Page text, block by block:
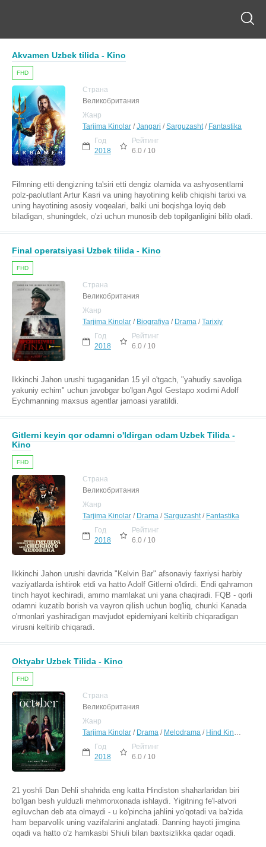
Akvamen Uzbek tilida - Kino
FHD
Страна
Великобритания
Жанр
Tarjima Kinolar /Jangari /Sarguzasht/ Fantastika
Год
2018
Рейтинг
6.0 / 10
Filmning etti dengizning ta'siri etti dengiz olamida va ashyosentlarni
polz-paolutlant Artur Kasri va uning hayotining kelib chiqishi tarixi va
uning hayotining asosiy voqealari, balki uni boqishga loyiq deb
biladigan, shuningdek, o'zi uchun munosib deb topilganligini bilib oladi.
Final operatsiyasi Uzbek tilida - Kino
FHD
Страна
Великобритания
Жанр
Tarjima Kinolar / Biografiya / Drama /Tarixiy
Год
2018
Рейтинг
6.0 / 10
Ikkinchi Jahon urushi tugaganidan 15 yil o'tgach, "yahudiy savoliga
yakuniy echim" uchun javobgar bo'lgan Agol Gestapo xodimi Adolf
Eychmanning maxsus agentlar jamoasi yaratildi.
Gitlerni keyin qor odamni o'ldirgan odam Uzbek Tilida -
Kino
FHD
Страна
Великобритания
Жанр
Tarjima Kinolar / Drama /Sarguzasht/ Fantastika
Год
2018
Рейтинг
6.0 / 10
Ikkinchi Jahon urushi davrida "Kelvin Bar" afsonaviy faxriysi harbiy
vaziyatlarda ishtirok etdi va hatto Adolf Gitlerni o'ldirdi. Endi qahramon
tinch hayot kechiradi, ammo mamlakat uni yana chaqiradi. FQB - qorli
odamni kuzatib borish va vayron qilish uchun bog'liq, chunki Kanada
o'rmonlari yashiradigan mavjudot epidemiyani keltirib chiqaradigan
virusni keltirib chiqaradi.
Oktyabr Uzbek Tilida - Kino
FHD
Страна
Великобритания
Жанр
Tarjima Kinolar / Drama / Melodrama / Hind Kinolar Uzbek Tilida
Год
2018
Рейтинг
6.0 / 10
21 yoshli Dan Dehli shahrida eng katta Hindiston shaharlaridan biri
bo'lgan besh yulduzli mehmonxonada ishlaydi. Yigitning fe'l-atvori
egiluvchan deb ata olmaydi - u ko'pincha jahlini yo'qotadi va ba'zida
ham beparvolik uning vazifalarini anglatadi. Danning hayoti jimgina
oqadi va hatto o'z hamkasbi Shiuli bilan baxtsizlikka qadar oqadi.